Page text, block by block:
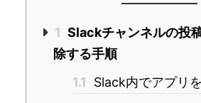
1 Slackチャンネルの投
除する手順
1.1
Slack内でアプリ